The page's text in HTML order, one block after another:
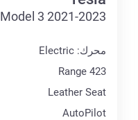
Model 3 2021-2023, سيدان
محرك: Electric
Range 423
Leather Seat
AutoPilot